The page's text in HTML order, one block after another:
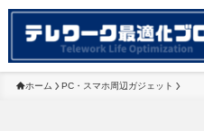
ホーム PC・スマホ周辺ガジェット